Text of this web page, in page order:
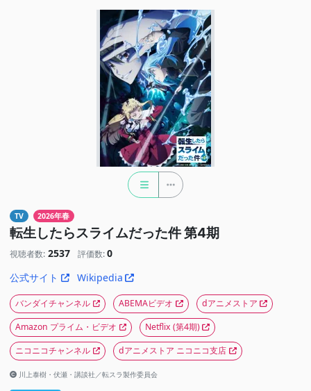
TV 2026年春
転生したらスライムだった件 第4期
視聴者数: 2537 評価数: 0
公式サイト
Wikipedia
バンダイチャンネル ABEMAビデオ
dアニメストア
Amazon プライム・ビデオ
Netflix (第4期)
ニコニコチャンネル
dアニメストア ニコニコ支店
川上泰樹・伏瀬・講談社／転スラ製作委員会